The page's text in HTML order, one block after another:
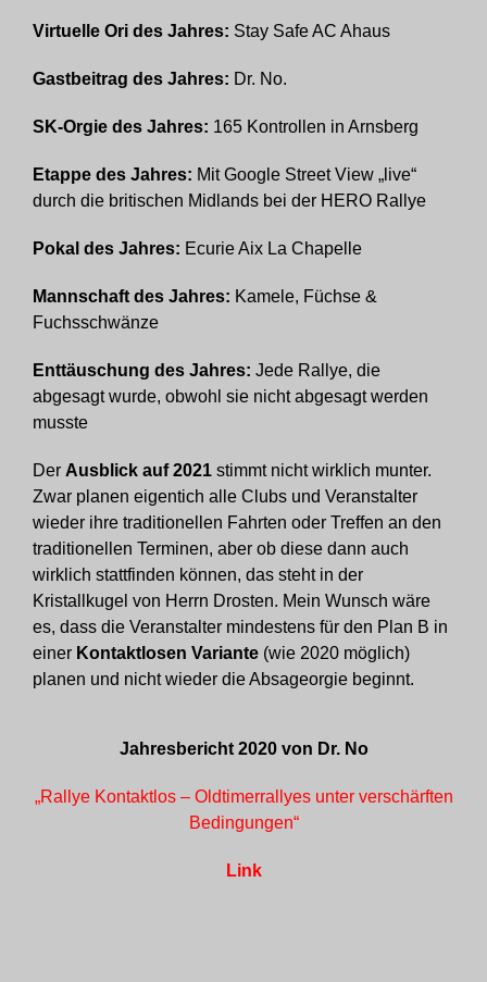
Virtuelle Ori des Jahres: Stay Safe AC Ahaus
Gastbeitrag des Jahres: Dr. No.
SK-Orgie des Jahres: 165 Kontrollen in Arnsberg
Etappe des Jahres: Mit Google Street View „live“
durch die britischen Midlands bei der HERO Rallye
Pokal des Jahres: Ecurie Aix La Chapelle
Mannschaft des Jahres: Kamele, Füchse &
Fuchsschwänze
Enttäuschung des Jahres: Jede Rallye, die
abgesagt wurde, obwohl sie nicht abgesagt werden
musste
Der Ausblick auf 2021stimmt nicht wirklich munter.
Zwar planen eigentich alle Clubs und Veranstalter
wieder ihre traditionellen Fahrten oder Treffen an den
traditionellen Terminen, aber ob diese dann auch
wirklich stattfinden können, das steht in der
Kristallkugel von Herrn Drosten. Mein Wunsch wäre
es, dass die Veranstalter mindestens für den Plan B in
einer Kontaktlosen Variante(wie 2020 möglich)
planen und nicht wieder die Absageorgie beginnt.
Jahresbericht 2020 von Dr. No
„Rallye Kontaktlos – Oldtimerrallyes unter verschärften
Bedingungen“
Link